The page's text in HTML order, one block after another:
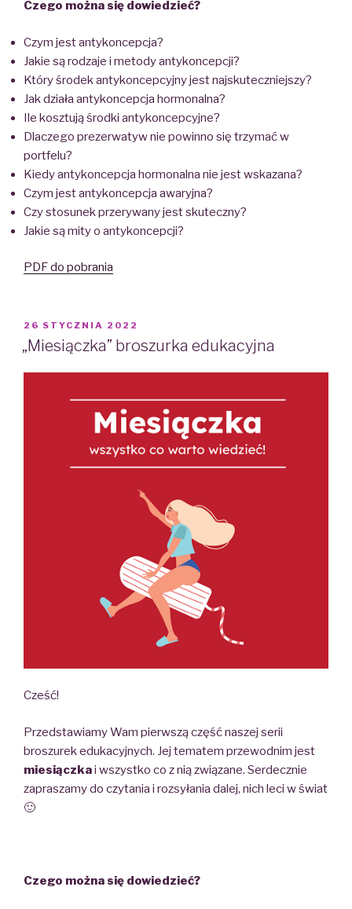
Czego można się dowiedzieć?
Czym jest antykoncepcja?
Jakie są rodzaje i metody antykoncepcji?
Który środek antykoncepcyjny jest najskuteczniejszy?
Jak działa antykoncepcja hormonalna?
Ile kosztują środki antykoncepcyjne?
Dlaczego prezerwatyw nie powinno się trzymać w
portfelu?
Kiedy antykoncepcja hormonalna nie jest wskazana?
Czym jest antykoncepcja awaryjna?
Czy stosunek przerywany jest skuteczny?
Jakie są mity o antykoncepcji?
PDF do pobrania
POSTED
ON
26 STYCZNIA 2022
„Miesiączka” broszurka edukacyjna
Cześć!
Przedstawiamy Wam pierwszą część naszej serii
broszurek edukacyjnych. Jej tematem przewodnim jest
miesiączkai wszystko co z nią związane. Serdecznie
zapraszamy do czytania i rozsyłania dalej, nich leci w świat
🙂
Czego można się dowiedzieć?